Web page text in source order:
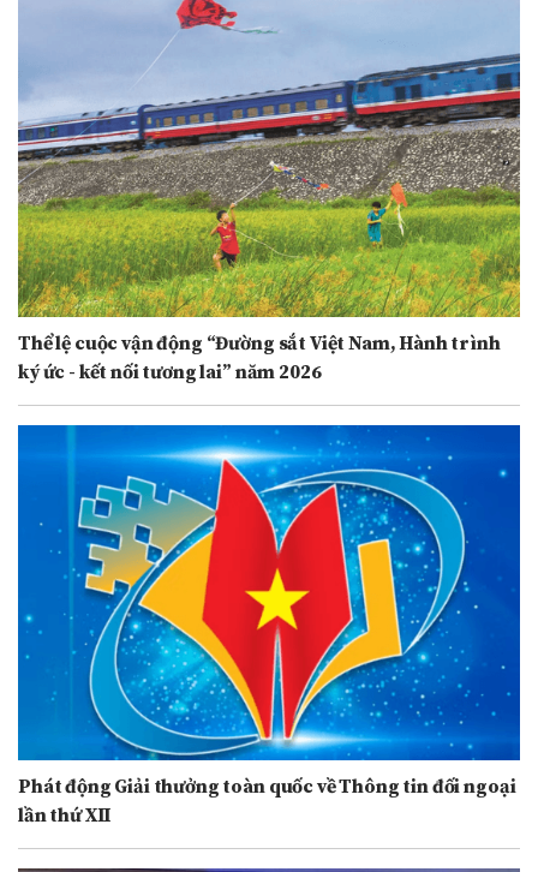
Thể lệ cuộc vận động “Đường sắt Việt Nam, Hành trình
ký ức - kết nối tương lai” năm 2026
Phát động Giải thưởng toàn quốc về Thông tin đối ngoại
lần thứ XII